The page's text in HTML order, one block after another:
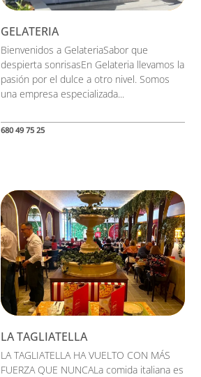
GELATERIA
Bienvenidos a GelateriaSabor que
despierta sonrisasEn Gelateria llevamos la
pasión por el dulce a otro nivel. Somos
una empresa especializada...
680 49 75 25
LA TAGLIATELLA
LA TAGLIATELLA HA VUELTO CON MÁS
FUERZA QUE NUNCALa comida italiana es